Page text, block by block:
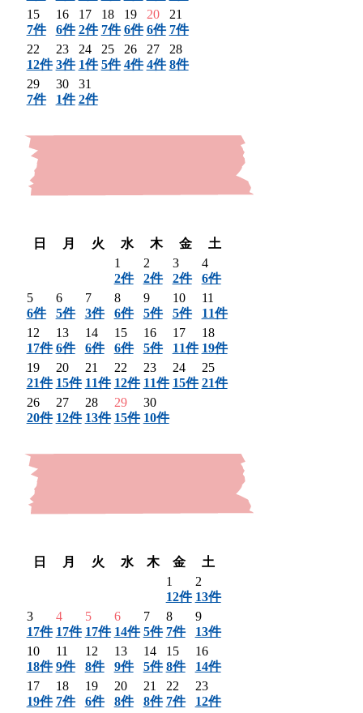
15
7件
16
6件
17
2件
18
7件
19
6件
20
6件
21
7件
22
12件
23
3件
24
1件
25
5件
26
4件
27
4件
28
8件
29
7件
30
1件
31
2件
日
月 火 水 木 金
土
1
2件
2
2件
3
2件
4
6件
5
6件
6
5件
7
3件
8
6件
9
5件
10
5件
11
11件
12
17件
13
6件
14
6件
15
6件
16
5件
17
11件
18
19件
19
21件
20
15件
21
11件
22
12件
23
11件
24
15件
25
21件
26
20件
27
12件
28
13件
29
15件
30
10件
日
月 火 水 木 金
土
1
12件
2
13件
3
17件
4
17件
5
17件
6
14件
7
5件
8
7件
9
13件
10
18件
11
9件
12
8件
13
9件
14
5件
15
8件
16
14件
17
19件
18
7件
19
6件
20
8件
21
8件
22
7件
23
12件